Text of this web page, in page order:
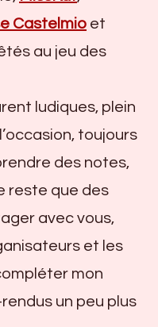
Castelmio et
au jeu des
ludiques, plein
toujours
des notes,
reste que des
avec vous,
et les
mon
un peu plus